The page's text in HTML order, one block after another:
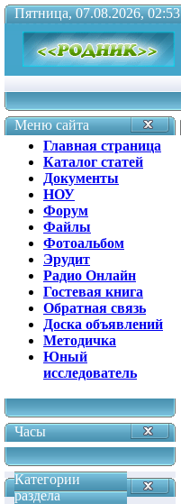
Пятница, 07.08.2026, 02:53
Меню сайта
Главная страница
Каталог статей
Документы
НОУ
Форум
Файлы
Фотоальбом
Эрудит
Радио Онлайн
Гостевая книга
Обратная связь
Доска объявлений
Методичка
Юный
исследователь
Часы
Категории
раздела